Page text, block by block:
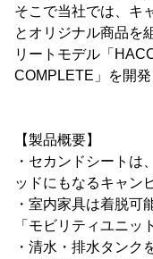
そこで当社では、キ
とオリジナル商品を
リートモデル「
COMPLETE」を開発
【製品概要】
・セカンドシートは
ッドにもなるキャン
・室内家具は着脱可
「モビリティユニッ
・清水・排水タンク